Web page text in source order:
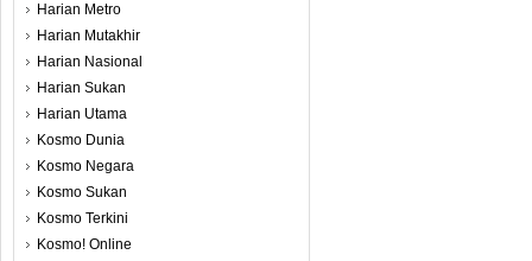
Harian Metro
Harian Mutakhir
Harian Nasional
Harian Sukan
Harian Utama
Kosmo Dunia
Kosmo Negara
Kosmo Sukan
Kosmo Terkini
Kosmo! Online